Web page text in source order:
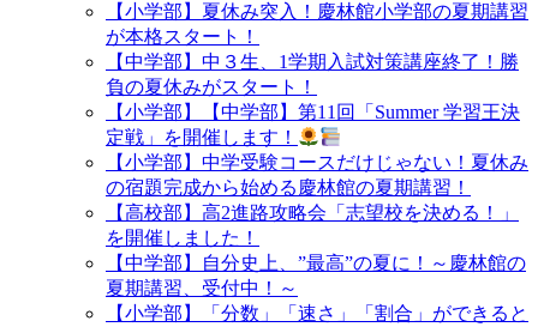
【小学部】夏休み突入！慶林館小学部の夏期講習
が本格スタート！
【中学部】中３生、1学期入試対策講座終了！勝
負の夏休みがスタート！
【小学部】【中学部】第11回「Summer 学習王決
定戦」を開催します！
【小学部】中学受験コースだけじゃない！夏休み
の宿題完成から始める慶林館の夏期講習！
【高校部】高2進路攻略会「志望校を決める！」
を開催しました！
【中学部】自分史上、”最高”の夏に！～慶林館の
夏期講習、受付中！～
【小学部】「分数」「速さ」「割合」ができると